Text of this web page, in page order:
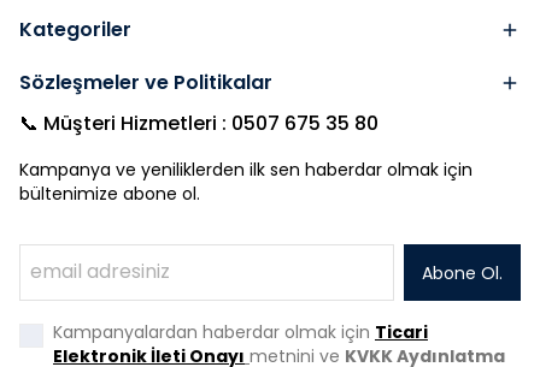
Kategoriler
Sözleşmeler ve Politikalar
📞 Müşteri Hizmetleri : 0507 675 35 80
Kampanya ve yeniliklerden ilk sen haberdar olmak için
bültenimize abone ol.
Abone Ol.
Kampanyalardan haberdar olmak için Ticari
Elektronik İleti Onayı metnini ve KVKK Aydınlatma